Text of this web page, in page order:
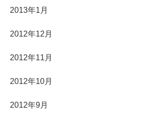
2013年1月
2012年12月
2012年11月
2012年10月
2012年9月